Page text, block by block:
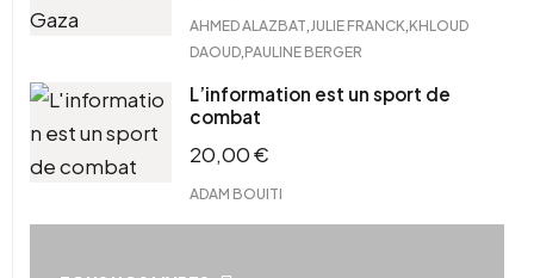
AHMED ALAZBAT JULIE FRANCK KHLOUD
DAOUD PAULINE BERGER
L’information est un sport de
combat
20,00€
ADAM BOUITI